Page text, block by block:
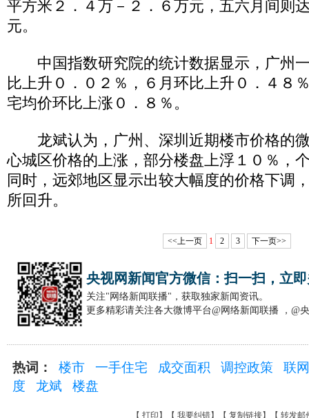
平方米２．４万－２．６万元，五六月间则
元。
中国指数研究院的统计数据显示，广州
比上升０．０２％，６月环比上升０．４８
宅均价环比上涨０．８％。
龙斌认为，广州、深圳近期楼市价格的
心城区价格的上涨，部分楼盘上浮１０％，
同时，远郊地区显示出较大幅度的价格下调
所回升。
<<上一页 1 2 3 下一页>>
央视网新闻官方微信：扫一扫，立
关注"网络新闻联播"，获取独家新闻资讯。
更多精彩请关注各大微博平台@网络新闻联播 ，@
热词： 楼市 一手住宅 成交面积 调控政策
联
度
龙斌 楼盘
【 打印 】【 我要纠错】【 复制链接】【 转发邮